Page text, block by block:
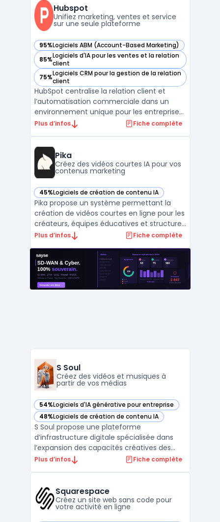
Cet outil permet la production de contenus
vidéo par des équipes san ...
Hubspot
Unifiez marketing, ventes et service
sur une seule plateforme
95%Logiciels ABM (Account-Based Marketing)
— voir Hubspot dans cette catégorie
85%Logiciels d'IA pour les ventes et la relation
client
— voir Hubspot dans cette catégorie
75%Logiciels CRM pour la gestion de la relation
client
— voir Hubspot dans cette catégorie
HubSpot centralise la relation client et
l’automatisation commerciale dans un
environnement unique pour les entreprises
de toute taille. La plateforme cible les
leur gestion client, leurs campagnes et leur
support, ...
Plus d’infos Fiche complète
Pika
Créez des vidéos courtes IA pour vos
contenus marketing
45%Logiciels de création de contenu IA
— voir Pika dans cette catégorie
Pika propose un système permettant la
création de vidéos courtes en ligne pour les
créateurs, équipes éducatives et structures
de communication. Cet outil génère des
de logiciel ni recours à des solutions de
production professionnelle. Le système de
génér ...
Plus d’infos Fiche complète
S Soul
Créez des vidéos et musiques à
partir de vos médias
54%Logiciels d'IA générative pour entreprise
— voir S Soul dans cette catégorie
48%Logiciels de création de contenu IA
— voir S Soul dans cette catégorie
S Soul propose une plateforme
d’infrastructure digitale spécialisée dans
l’expansion des capacités créatives des
entreprises grâce à l’intelligence artificielle.
de contenus multimédias et explorer de
nouveaux territo ...
Plus d’infos Fiche complète
Squarespace
Créez un site web sans code pour
votre activité en ligne